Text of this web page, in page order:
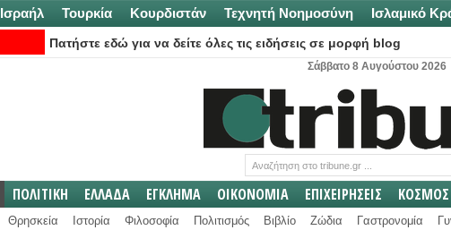
Ισραήλ Τουρκία Κουρδιστάν Τεχνητή Νοημοσύνη Ισλαμικό
Πατήστε εδώ για να δείτε όλες τις ειδήσεις σε μορφή blog
Σάββατο 8 Αυγούστου 2026
ΠΟΛΙΤΙΚΗ ΕΛΛΑΔΑ ΕΓΚΛΗΜΑ ΟΙΚΟΝΟΜΙΑ ΕΠΙΧΕΙΡΗΣΕΙΣ ΚΟΣΜΟΣ
Θρησκεία Ιστορία Φιλοσοφία Πολιτισμός Βιβλίο Ζώδια Γαστρονομία